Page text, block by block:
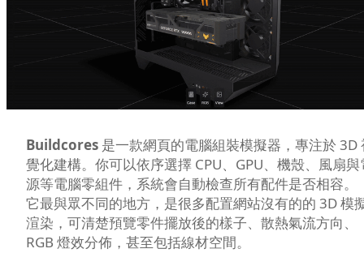
Buildcores 是一款網頁的電腦組裝模擬器，專注於 3D
覺化建構。你可以依序選擇 CPU、GPU、機殼、風扇與
源等電腦零組件，系統會自動檢查所有配件是否相容。
它最與眾不同的地方，是很多配置網站沒有的的 3D 模
渲染，可清楚預覽零件擺放後的樣子、散熱氣流方向、
RGB 燈效分佈，甚至包括線材空間。